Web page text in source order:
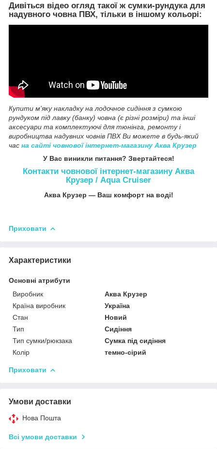
Дивіться відео огляд такої ж сумки-рундука для
надувного човна ПВХ, тільки в іншому кольорі:
Купити м'яку накладку на лодочное сидіння з сумкою
рундуком під лавку (банку) човна (є різні розміри) та інші
аксесуари та комплектуючі для тюнінга, ремонту і
виробництва надувних човнів ПВХ Ви можете в будь-який
час на сайті човнової інтернет-магазину Аква Крузер
У Вас виникли питання? Звертайтеся!
Контакти човнової інтернет-магазину Аква
Крузер / Aqua Cruiser
Аква Крузер ― Ваш комфорт на воді!
Приховати
Характеристики
Основні атрибути
Виробник
Аква Крузер
Країна виробник
Україна
Стан
Новий
Тип
Сидіння
Тип сумки/рюкзака
Сумка під сидіння
Колір
темно-сірий
Приховати
Умови доставки
Нова Пошта
Всі умови доставки